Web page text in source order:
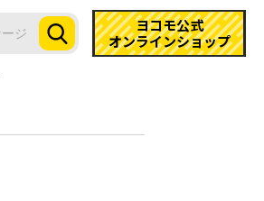
ヨコモ公式
オンラインショップ